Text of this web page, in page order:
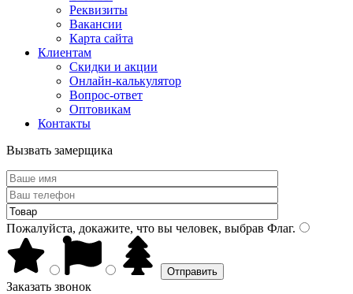
Реквизиты
Вакансии
Карта сайта
Клиентам
Скидки и акции
Онлайн-калькулятор
Вопрос-ответ
Оптовикам
Контакты
Вызвать замерщика
Пожалуйста, докажите, что вы человек, выбрав Флаг.
Заказать звонок